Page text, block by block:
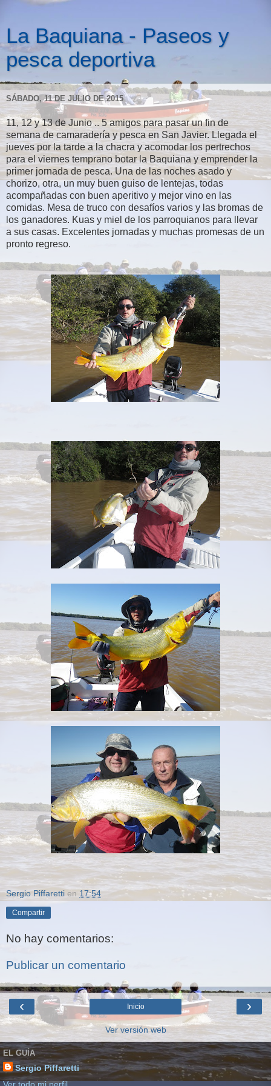
La Baquiana - Paseos y
pesca deportiva
SÁBADO, 11 DE JULIO DE 2015
11, 12 y 13 de Junio .. 5 amigos para pasar un fin de
semana de camaradería y pesca en San Javier. Llegada el
jueves por la tarde a la chacra y acomodar los pertrechos
para el viernes temprano botar la Baquiana y emprender la
primer jornada de pesca. Una de las noches asado y
chorizo, otra, un muy buen guiso de lentejas, todas
acompañadas con buen aperitivo y mejor vino en las
comidas. Mesa de truco con desafíos varios y las bromas de
los ganadores. Kuas y miel de los parroquianos para llevar
a sus casas. Excelentes jornadas y muchas promesas de un
pronto regreso.
Sergio Piffaretti en 17:54
Compartir
No hay comentarios:
Publicar un comentario
‹ ›
Inicio
Ver versión web
EL GUÍA
Sergio Piffaretti